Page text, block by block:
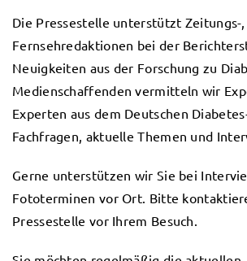
Die Pressestelle unterstützt Zeitungs-
Fernsehredaktionen bei der
Neuigkeiten aus der Forschung zu
Medienschaffenden vermitteln wir
Experten aus dem Deutschen
Fachfragen, aktuelle Themen und
Gerne unterstützen wir Sie bei
Fototerminen vor Ort. Bitte
Pressestelle vor Ihrem Besuch.